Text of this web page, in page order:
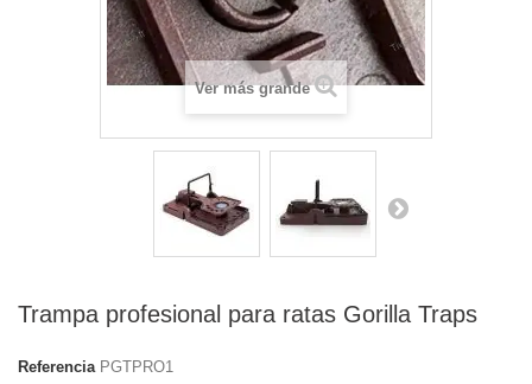
Ver más grande
Trampa profesional para ratas Gorilla Traps
Referencia PGTPRO1